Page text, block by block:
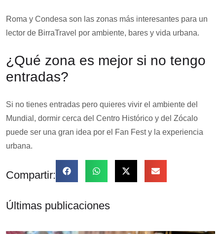
Roma y Condesa son las zonas más interesantes para un
lector de BirraTravel por ambiente, bares y vida urbana.
¿Qué zona es mejor si no tengo
entradas?
Si no tienes entradas pero quieres vivir el ambiente del
Mundial, dormir cerca del Centro Histórico y del Zócalo
puede ser una gran idea por el Fan Fest y la experiencia
urbana.
Compartir:
Últimas publicaciones